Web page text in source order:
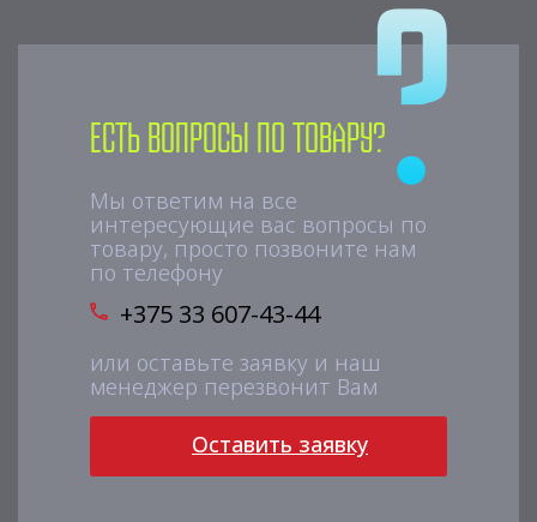
Есть вопросы по товару?
Мы ответим на все
интересующие вас вопросы по
товару, просто позвоните нам
по телефону
+375 33 607-43-44
или оставьте заявку и наш
менеджер перезвонит Вам
Оставить заявку